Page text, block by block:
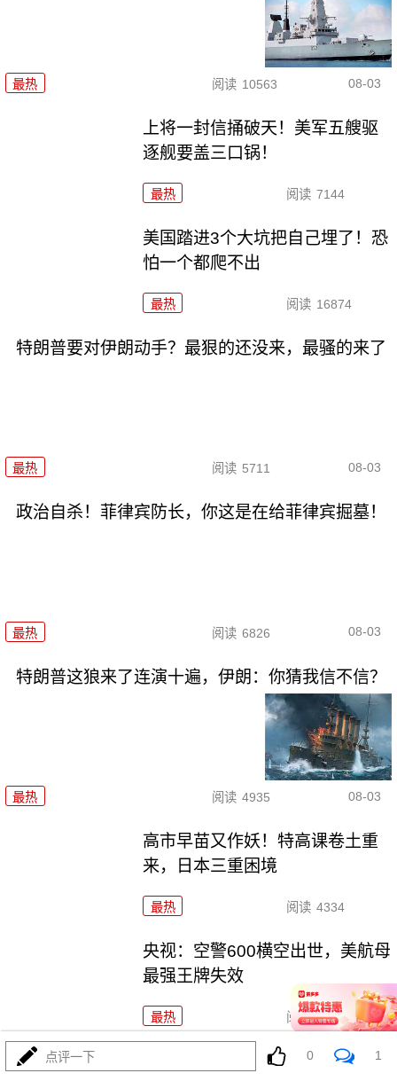
最热 阅读 10563 08-03
上将一封信捅破天！美军五艘驱
逐舰要盖三口锅！
最热 阅读 7144
美国踏进3个大坑把自己埋了！恐
怕一个都爬不出
最热 阅读 16874
特朗普要对伊朗动手？最狠的还没来，最骚的来了
最热 阅读 5711 08-03
政治自杀！菲律宾防长，你这是在给菲律宾掘墓！
最热 阅读 6826 08-03
特朗普这狼来了连演十遍，伊朗：你猜我信不信？
最热 阅读 4935 08-03
高市早苗又作妖！特高课卷土重
来，日本三重困境
最热 阅读 4334
央视：空警600横空出世，美航母
最强王牌失效
最热 阅读 23078
美利坚资源收割局：特朗普为何
点评一下 0 1